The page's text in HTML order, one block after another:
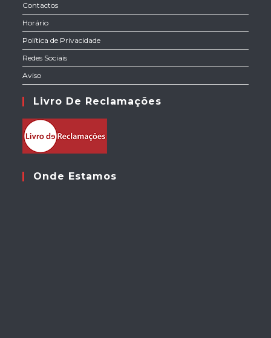
Contactos
Horário
Política de Privacidade
Redes Sociais
Aviso
Livro De Reclamações
Onde Estamos